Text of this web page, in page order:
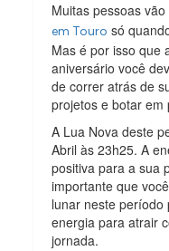
Muitas pessoas
em Touro só
Mas é por isso que
aniversário você
de correr atrás de
projetos e botar em
A Lua Nova deste
Abril às 23h25. A
positiva para a sua
importante que
lunar neste período
energia para atrair
jornada.